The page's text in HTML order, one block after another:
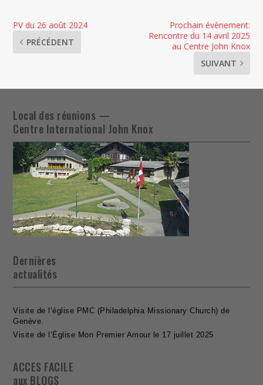
PV du 26 août 2024
PRÉCÉDENT
Prochain évènement:
Rencontre du 14 avril 2025
au Centre John Knox
SUIVANT
Local des réunions —
Centre International John Knox
Dernières
actualités
Visite de l’église PMC (Philadelphia Missionary Church) de
Genève.
Visite de l’Église Mon Premier Amour le 17 juillet 2025
ACCES FACILE
aux BLOGS